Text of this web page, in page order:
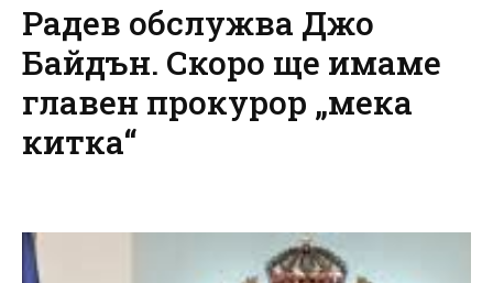
Радев обслужва Джо
Байдън. Скоро ще имаме
главен прокурор „мека
китка“